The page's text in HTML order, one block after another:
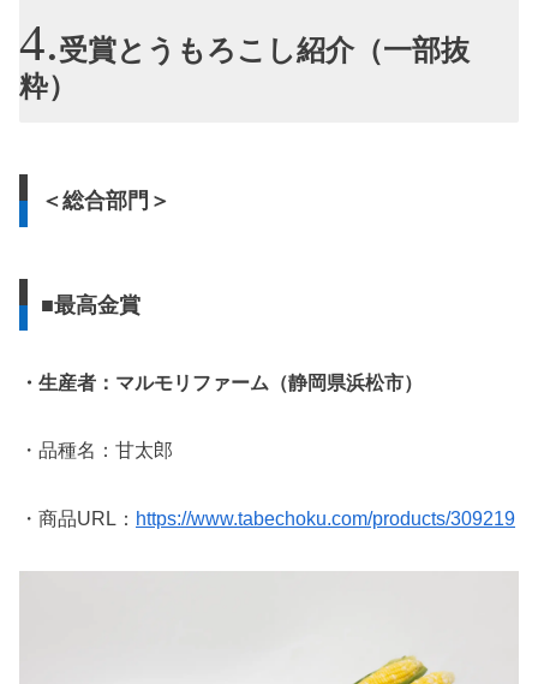
受賞とうもろこし紹介（一部抜
粋）
＜総合部門＞
■最高金賞
・生産者：マルモリファーム（静岡県浜松市）
・品種名：甘太郎
・商品URL： https://www.tabechoku.com/products/309219